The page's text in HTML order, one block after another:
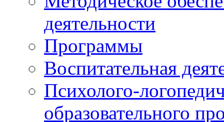
деятельности
Программы
Воспитательная
Психолого-
образовательного